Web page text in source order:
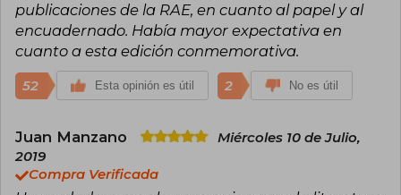
Su escritura ha sido distinguida por críticos y
académicos por su capacidad de innovar y
conectar con lectores de distintas
generaciones. Aunque recibió numerosos
reconocimientos, lo que lo mantuvo vigente fue
su constante reinvención literaria y su cercanía
a los movimientos culturales y sociales de su
continuó expandiendo su universo creativo,
narradores más leídos, estudiados y admirados
de la literatura contemporánea en español.
publicaciones de la RAE, en cuanto al papel y al
encuadernado. Había mayor expectativa en
cuanto a esta edición conmemorativa.
52 Esta opinión es útil 2 No es útil
Juan Manzano
Miércoles 10 de Julio,
2019
Compra Verificada